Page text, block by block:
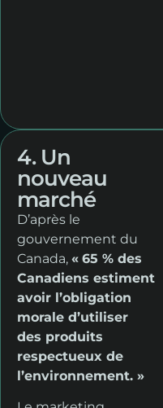
4. Un
nouveau
marché
D’après le
gouvernement du
Canada, « 65 % des
Canadiens estiment
avoir l’obligation
morale d’utiliser
des produits
respectueux de
l’environnement. »